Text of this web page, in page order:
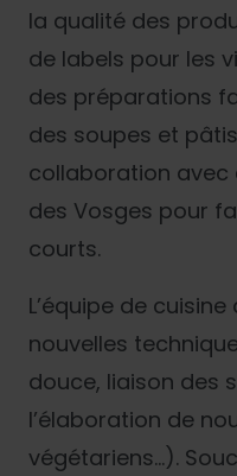
la qualité des
de labels pour les
des préparations
des soupes et
collaboration avec
des Vosges pour
courts.
L’équipe de
nouvelles
douce, liaison des
l’élaboration de
végétariens…).